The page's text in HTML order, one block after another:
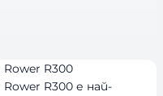
R300
R300 е най-